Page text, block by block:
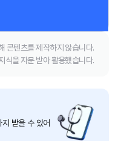
콘텐츠를 제작하지 않습니다.
식을 자문 받아 활용했습니다.
받을 수 있어